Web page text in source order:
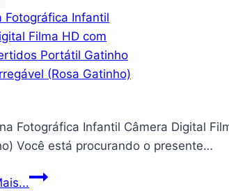
Fotográfica Infantil Câmera Digital
Você está procurando o presente…
Máquina